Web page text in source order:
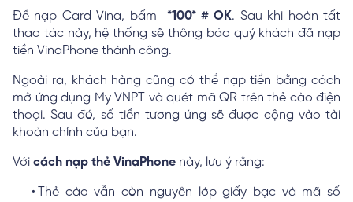
Để nạp Card Vina, bấm *100* # OK. Sau khi hoàn tất
thao tác này, hệ thống sẽ thông báo quý khách đã nạp
tiền VinaPhone thành công.
Ngoài ra, khách hàng cũng có thể nạp tiền bằng cách
mở ứng dụng My VNPT và quét mã QR trên thẻ cào điện
thoại. Sau đó, số tiền tương ứng sẽ được cộng vào tài
khoản chính của bạn.
Với cách nạp thẻ VinaPhone này, lưu ý rằng:
Thẻ cào vẫn còn nguyên lớp giấy bạc và mã số